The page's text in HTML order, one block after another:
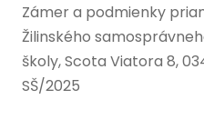
Zámer a podmienky
Žilinského
školy, Scota Viatora 8,
SŠ/2025